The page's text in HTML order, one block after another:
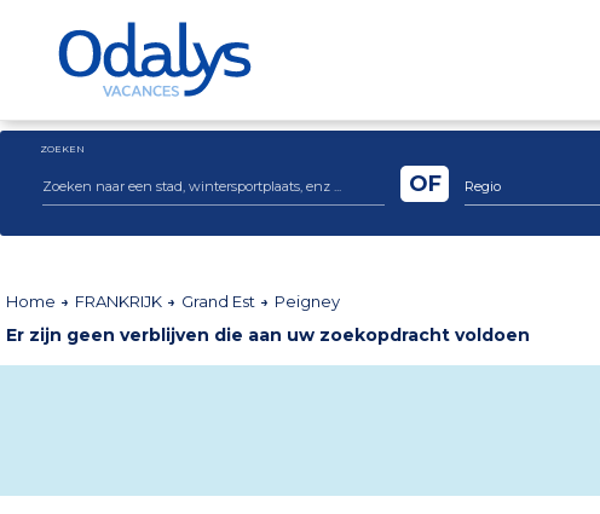
ZOEKEN
Regio
OF
Home FRANKRIJK Grand Est Peigney
Er zijn geen verblijven die aan uw zoekopdracht voldoen